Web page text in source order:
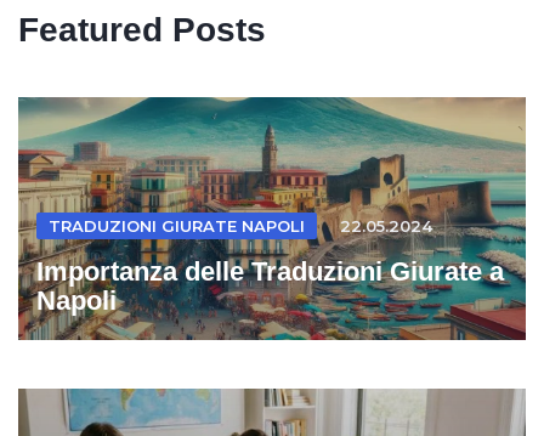
Featured Posts
TRADUZIONI GIURATE NAPOLI 22.05.2024
Importanza delle Traduzioni Giurate a
Napoli